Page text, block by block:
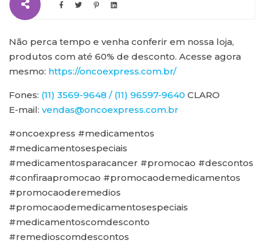
Não perca tempo e venha conferir em nossa loja,
produtos com até 60% de desconto. Acesse agora
mesmo: https://oncoexpress.com.br/
Fones: (11) 3569-9648 / (11) 96597-9640 CLARO
E-mail: vendas@oncoexpress.com.br
#oncoexpress #medicamentos
#medicamentosespeciais
#medicamentosparacancer #promocao #descontos
#confiraapromocao #promocaodemedicamentos
#promocaoderemedios
#promocaodemedicamentosespeciais
#medicamentoscomdesconto
#remedioscomdescontos